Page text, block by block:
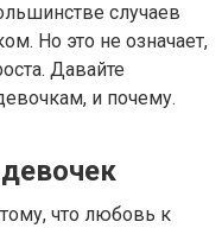
случаев
Но это не означает,
Давайте
и почему.
что любовь к